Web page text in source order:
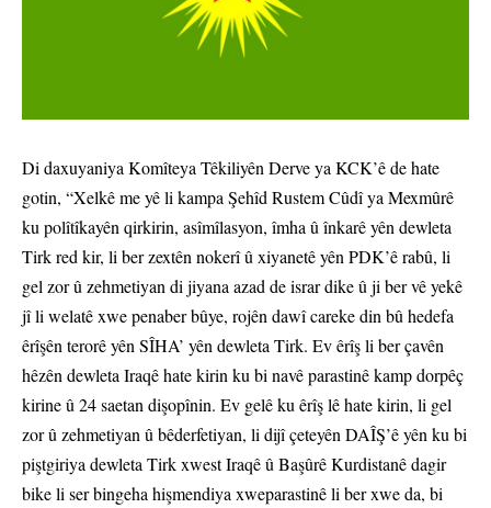
Di daxuyaniya Komîteya Têkiliyên Derve ya KCK’ê de hate
gotin, “Xelkê me yê li kampa Şehîd Rustem Cûdî ya Mexmûrê
ku polîtîkayên qirkirin, asîmîlasyon, îmha û înkarê yên dewleta
Tirk red kir, li ber zextên nokerî û xiyanetê yên PDK’ê rabû, li
gel zor û zehmetiyan di jiyana azad de israr dike û ji ber vê yekê
jî li welatê xwe penaber bûye, rojên dawî careke din bû hedefa
êrîşên terorê yên SÎHA’ yên dewleta Tirk. Ev êrîş li ber çavên
hêzên dewleta Iraqê hate kirin ku bi navê parastinê kamp dorpêç
kirine û 24 saetan dişopînin. Ev gelê ku êrîş lê hate kirin, li gel
zor û zehmetiyan û bêderfetiyan, li dijî çeteyên DAÎŞ’ê yên ku bi
piştgiriya dewleta Tirk xwest Iraqê û Başûrê Kurdistanê dagir
bike li ser bingeha hişmendiya xweparastinê li ber xwe da, bi